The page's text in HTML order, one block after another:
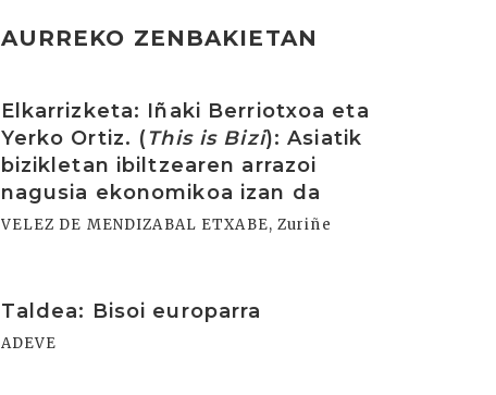
AURREKO ZENBAKIETAN
Elkarrizketa: Iñaki Berriotxoa eta
Yerko Ortiz. (This is Bizi): Asiatik
bizikletan ibiltzearen arrazoi
nagusia ekonomikoa izan da
VELEZ DE MENDIZABAL ETXABE, Zuriñe
Taldea: Bisoi europarra
ADEVE